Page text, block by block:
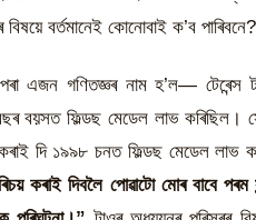
বৰ্তমানেই কোনোবাই ক’ব পাৰিবনে?
এজন গণিতজ্ঞৰ নাম হ’ল— টেৰেন্স
বয়সত ফিল্ডছ মেডেল লাভ কৰিছিল।
দি ১৯৯৮ চনত ফিল্ডছ মেডেল লাভ
কৰাই দিবলৈ পোৱাটো মোৰ বাবে